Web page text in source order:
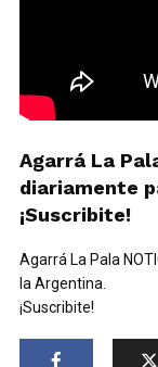
Agarrá La
diariamente
¡Suscribite!
Agarrá La Pala
la Argentina.
¡Suscribite!